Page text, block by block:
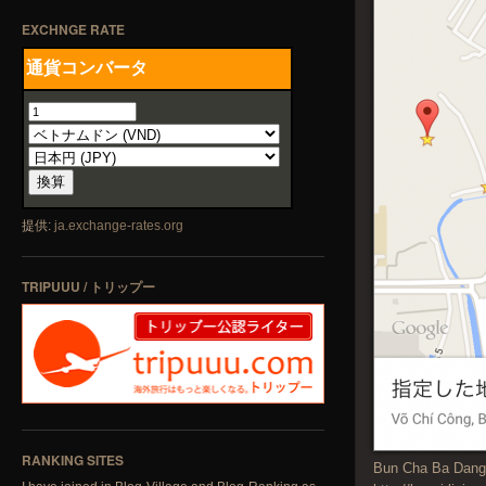
EXCHNGE RATE
提供: ja.exchange-rates.org
TRIPUUU / トリップー
RANKING SITES
Bun Cha Ba Dang